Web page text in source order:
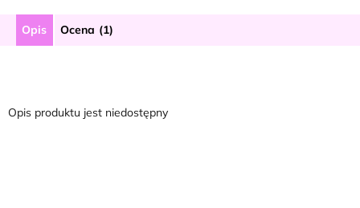
Opis Ocena (1)
Opis produktu jest niedostępny